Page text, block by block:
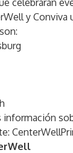
celebrarán
y Conviva
información